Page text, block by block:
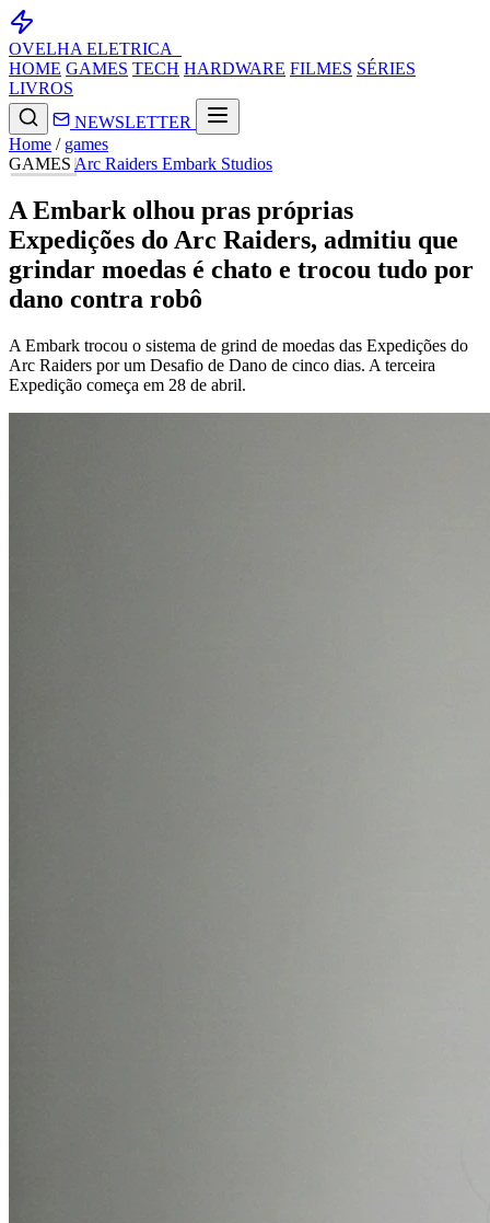
OVELHA ELETRICA_
HOME GAMES TECH HARDWARE FILMES SÉRIES
LIVROS
NEWSLETTER
Home / games
GAMES Arc Raiders Embark Studios
A Embark olhou pras próprias
Expedições do Arc Raiders, admitiu que
grindar moedas é chato e trocou tudo por
dano contra robô
A Embark trocou o sistema de grind de moedas das Expedições do
Arc Raiders por um Desafio de Dano de cinco dias. A terceira
Expedição começa em 28 de abril.